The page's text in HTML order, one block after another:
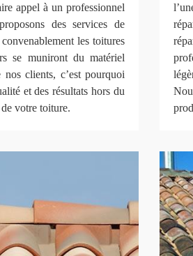
appel à un professionnel
des services de
les toitures
se muniront du matériel
clients, c’est pourquoi
et des résultats hors du
votre toiture.